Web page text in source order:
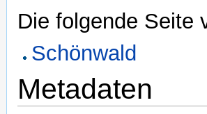
Die folgende Seite
Schönwald
Metadaten